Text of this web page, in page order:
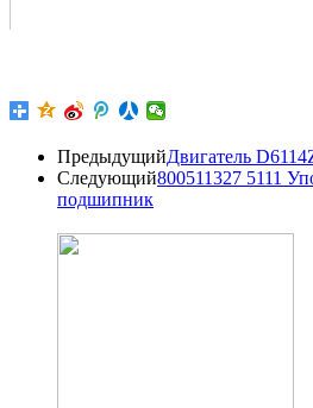
ПредыдущийДвигатель
Следующий800511327 5111
подшипник